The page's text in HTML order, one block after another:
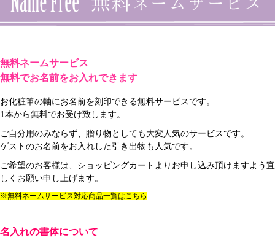
無料ネームサービス
無料でお名前をお入れできます
お化粧筆の軸にお名前を刻印できる無料サービスです。
1本から無料でお受け致します。
ご自分用のみならず、贈り物としても大変人気のサービスです。
ゲストのお名前をお入れした引き出物も人気です。
ご希望のお客様は、ショッピングカートよりお申し込み頂けますよう宜
しくお願い申し上げます。
※無料ネームサービス対応商品一覧はこちら
名入れの書体について